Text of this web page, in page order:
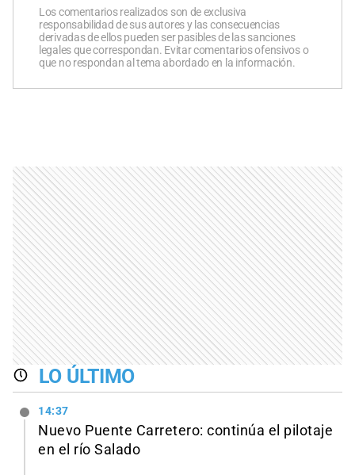
Los comentarios realizados son de exclusiva
responsabilidad de sus autores y las consecuencias
derivadas de ellos pueden ser pasibles de las sanciones
legales que correspondan. Evitar comentarios ofensivos o
que no respondan al tema abordado en la información.
LO ÚLTIMO
14:37
Nuevo Puente Carretero: continúa el pilotaje
en el río Salado